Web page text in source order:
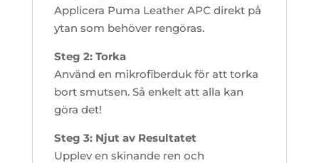
Applicera Puma Leather APC direkt på
ytan som behöver rengöras.
Steg 2: Torka
Använd en mikrofiberduk för att torka
bort smutsen. Så enkelt att alla kan
göra det!
Steg 3: Njut av Resultatet
Upplev en skinande ren och